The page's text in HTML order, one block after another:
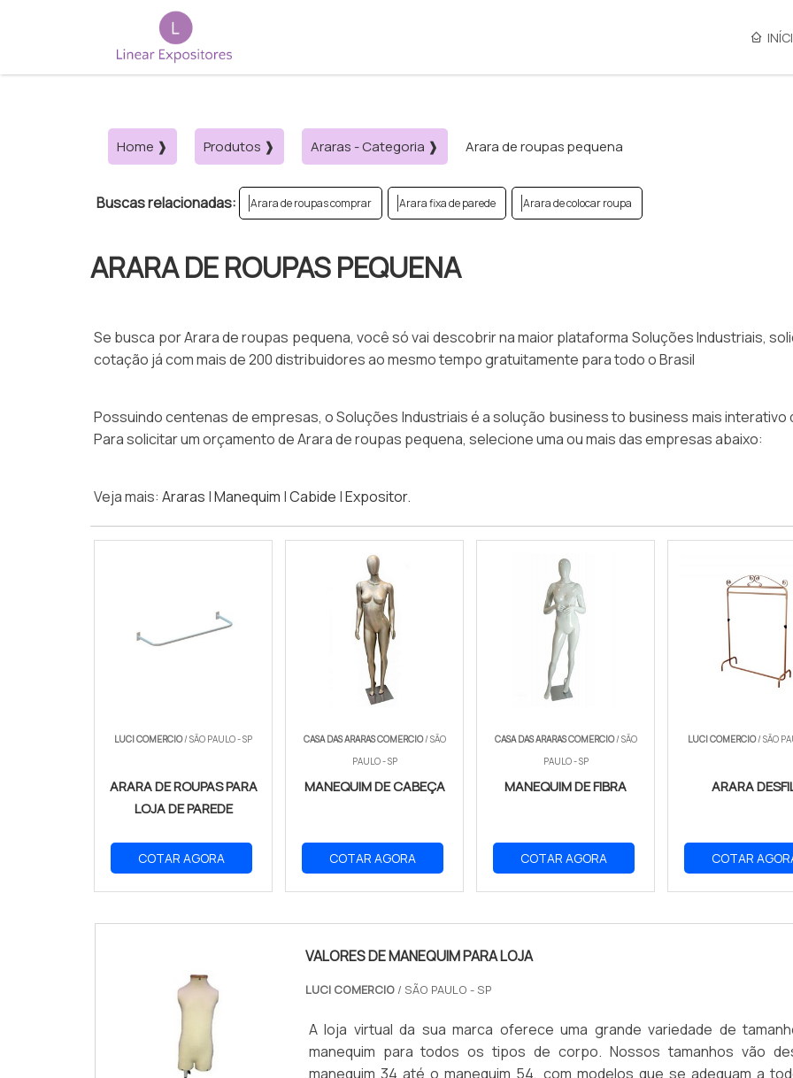
Home ❱ Produtos ❱ Araras - Categoria ❱ Arara de roupas pequena
Buscas relacionadas: Arara de roupas comprar Arara fixa de parede Arara de colocar roupa
ARARA DE ROUPAS PEQUENA
Se busca por Arara de roupas pequena, você só vai descobrir na maior plataforma Soluções Industriais,
cotação já com mais de 200 distribuidores ao mesmo tempo gratuitamente para todo o Brasil
Possuindo centenas de empresas, o Soluções Industriais é a solução business to business mais interativo
Para solicitar um orçamento de Arara de roupas pequena, selecione uma ou mais das empresas abaixo:
Veja mais: Araras |Manequim |Cabide |Expositor.
LUCI COMERCIO/ SÃO PAULO - SP
ARARA DE ROUPAS PARA
LOJA DE PAREDE
COTAR AGORA
CASA DAS ARARAS COMERCIO/ SÃO
PAULO - SP
MANEQUIM DE CABEÇA
COTAR AGORA
CASA DAS ARARAS COMERCIO/ SÃO
PAULO - SP
MANEQUIM DE FIBRA
COTAR AGORA
LUCI COMERCIO/ SÃO
ARARA
COTAR
VALORES DE MANEQUIM PARA LOJA
LUCI COMERCIO / SÃO PAULO - SP
A loja virtual da sua marca oferece uma grande variedade de
manequim para todos os tipos de corpo. Nossos tamanhos vão
manequim 34 até o manequim 54, com modelos que se adequam a